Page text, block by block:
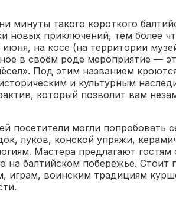
минуты такого короткого
новых приключений, тем более
на косе (на территории
в своём роде мероприятие —
Под этим названием
и культурным
который позволит вам
посетители могли попробовать
луков, конской упряжи,
Мастера предлагают гостям
на балтийском побережье. Стоит
играм, воинским традициям